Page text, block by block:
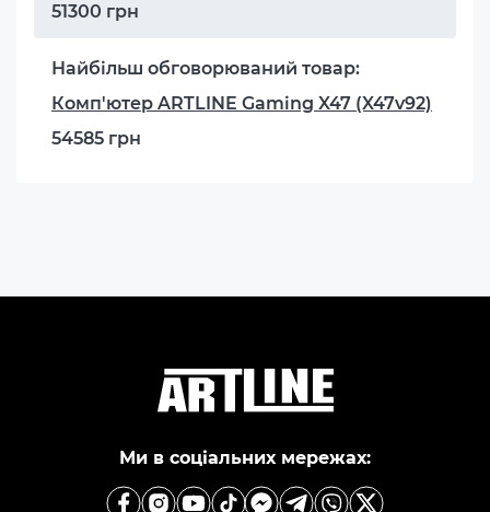
51300 грн
Найбільш обговорюваний товар:
Комп'ютер ARTLINE Gaming X47 (X47v92)
54585 грн
Ми в соціальних мережах: